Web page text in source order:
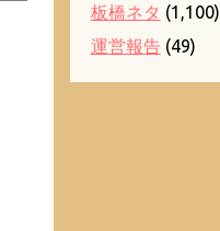
板橋ネタ (1,100)
運営報告(49)